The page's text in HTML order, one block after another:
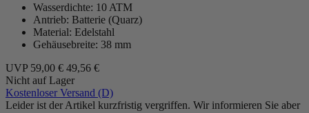
Wasserdichte: 10 ATM
Antrieb: Batterie (Quarz)
Material: Edelstahl
Gehäusebreite: 38 mm
UVP 59,00 € 49,56 €
Nicht auf Lager
Kostenloser Versand (D)
Leider ist der Artikel kurzfristig vergriffen. Wir informieren Sie aber